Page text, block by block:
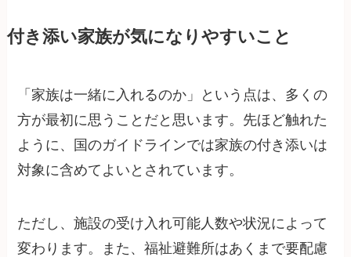
付き添い家族が気になりやすいこと
「家族は一緒に入れるのか」という点は、多くの
方が最初に思うことだと思います。先ほど触れた
ように、国のガイドラインでは家族の付き添いは
対象に含めてよいとされています。
ただし、施設の受け入れ可能人数や状況によって
変わります。また、福祉避難所はあくまで要配慮